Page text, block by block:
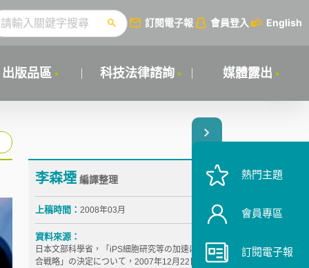
訂閱電子報 會員登入 English
出版品區 科技法律諮詢 媒體露出
李森堙編譯整理
上稿時間： 2008年03月
資料來源：
日本文部科學省，「iPS細胞研究等の加速に向けた総
合戦略」の決定について，2007年12月22日，
熱門主題
會員專區
訂閱電子報